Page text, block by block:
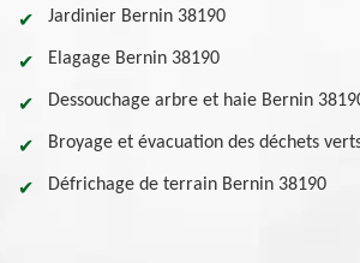
Jardinier Bernin 38190
Elagage Bernin 38190
Dessouchage arbre et haie Bernin
Broyage et évacuation des déchets
Défrichage de terrain Bernin 38190